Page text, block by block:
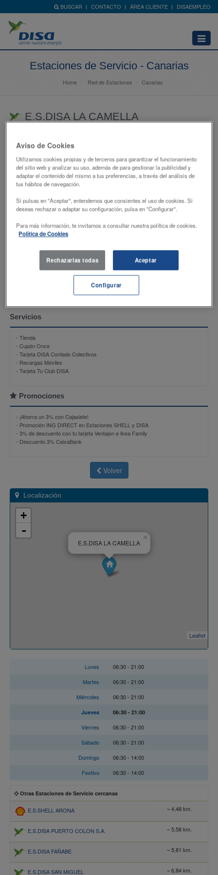
BUSCAR CONTACTO ÁREA CLIENTE DISAEMPLEO
Abrir
menú
Estaciones de Servicio - Canarias
Home Red de Estaciones Canarias
E.S.DISA LA CAMELLA
CR C-822 LA CAMELLA 98
SANTA CRUZ DE TENERIFE
922720942
atencionclientes@disagrupo.es
- DISAEco GASOLINA 95
- DISAEco GASOIL
Servicios
- Tienda
- Cupón Once
- Tarjeta DISA Contado Colectivos
- Recargas Móviles
- Tarjeta Tu Club DISA
Promociones
- ¡Ahorra un 3% con Cajasiete!
- Promoción ING DIRECT en Estaciones SHELL y DISA
- 3% de descuento con tu tarjeta Ventajon e Ikea Family
- Descuento 3% CaixaBank
Volver
Localización
×
E.S.DISA LA CAMELLA
+
-
Leaflet
Lunes
06:30 - 21:00
Martes
06:30 - 21:00
Miércoles
06:30 - 21:00
Jueves 06:30 - 21:00
Viernes
06:30 - 21:00
Sábado
06:30 - 21:00
Domingo
06:30 - 14:00
Festivo
06:30 - 14:00
Otras Estaciones de Servicio cercanas
E.S.SHELL ARONA ~ 4,48 km.
E.S.DISA PUERTO COLON S.A. ~ 5,58 km.
E.S.DISA FAÑABE ~ 5,81 km.
E.S.DISA SAN MIGUEL ~ 6,84 km.
Aviso de Cookies
Utilizamos cookies propias y de terceros para garantizar el funcionamiento
del sitio web y analizar su uso, además de para gestionar la publicidad y
adaptar el contenido del mismo a tus preferencias, a través del análisis de
tus hábitos de navegación.
Si pulsas en "Aceptar", entendemos que consientes el uso de cookies. Si
deseas rechazar o adaptar su configuración, pulsa en "Configurar".
Para más información, te invitamos a consultar nuestra política de cookies.
Política de Cookies
Rechazarlas todas Aceptar
Configurar